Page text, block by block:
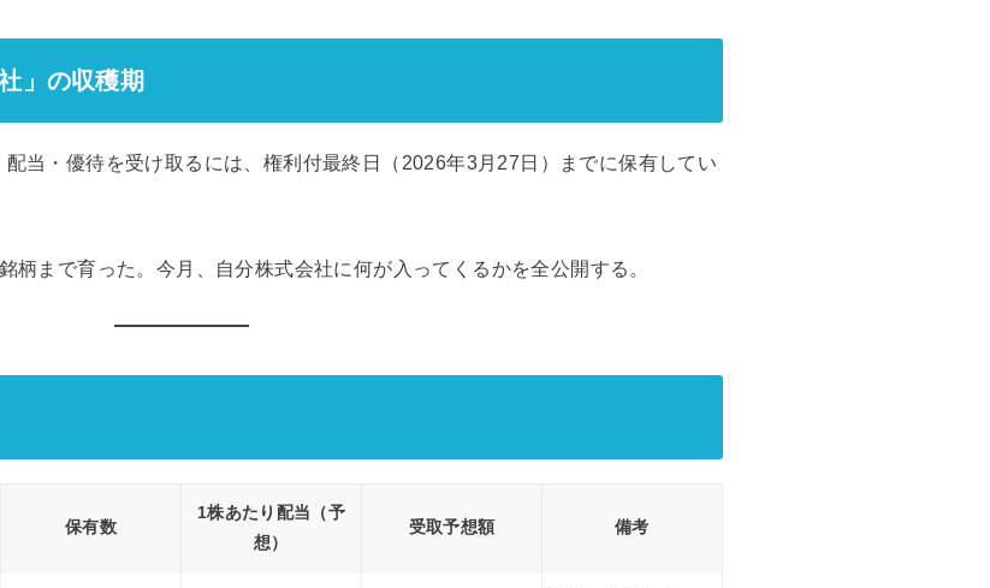
」の収穫期
当・優待を受け取るには、権利付最終日（2026年3月27日）までに保有してい
柄まで育った。今月、自分株式会社に何が入ってくるかを全公開する。
保有数
1株あたり配当（予
想）
受取予想額 備考